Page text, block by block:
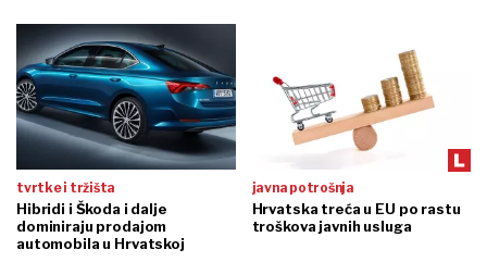
tvrtke i tržišta
Hibridi i Škoda i dalje
dominiraju prodajom
automobila u Hrvatskoj
javna potrošnja
Hrvatska treća u EU po rastu
troškova javnih usluga